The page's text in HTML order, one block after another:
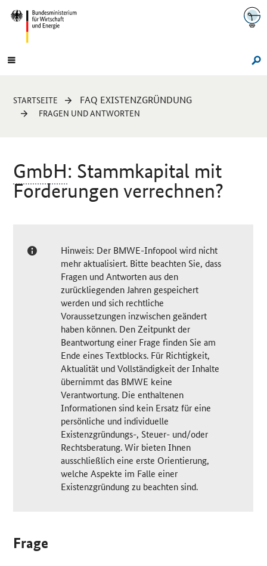
Navigation
Hauptmenü
Sie
sind
STARTSEITE FAQ EXISTENZGRÜNDUNG
FRAGEN UND ANTWORTEN
GmbH: Stammkapital mit
Forderungen verrechnen?
Hinweis: Der BMWE-Infopool wird nicht
mehr aktualisiert. Bitte beachten Sie, dass
Fragen und Antworten aus den
zurückliegenden Jahren gespeichert
werden und sich rechtliche
Voraussetzungen inzwischen geändert
haben können. Den Zeitpunkt der
Beantwortung einer Frage finden Sie am
Ende eines Textblocks. Für Richtigkeit,
Aktualität und Vollständigkeit der Inhalte
übernimmt das BMWE keine
Verantwortung. Die enthaltenen
Informationen sind kein Ersatz für eine
persönliche und individuelle
Existenzgründungs-, Steuer- und/oder
Rechtsberatung. Wir bieten Ihnen
ausschließlich eine erste Orientierung,
welche Aspekte im Falle einer
Existenzgründung zu beachten sind.
Frage